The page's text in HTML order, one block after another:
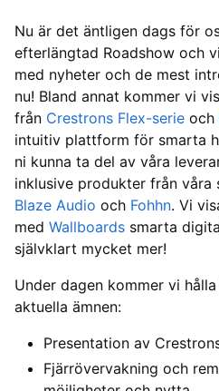
Nu är det äntligen dags för
efterlängtad Roadshow och
med nyheter och de mest
nu! Bland annat kommer vi
från Crestrons Flex-serie och
intuitiv plattform för smarta
ni kunna ta del av våra
inklusive produkter från våra
Blaze Audio och Fohhn. Vi
med Wallboards smarta
självklart mycket mer!
Under dagen kommer vi
aktuella ämnen:
Presentation av
Fjärrövervakning och